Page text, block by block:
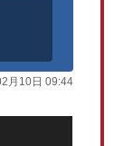
月10日 09:44